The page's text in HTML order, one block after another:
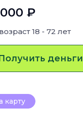
₽
возраст 18 - 72 лет
деньги
карту